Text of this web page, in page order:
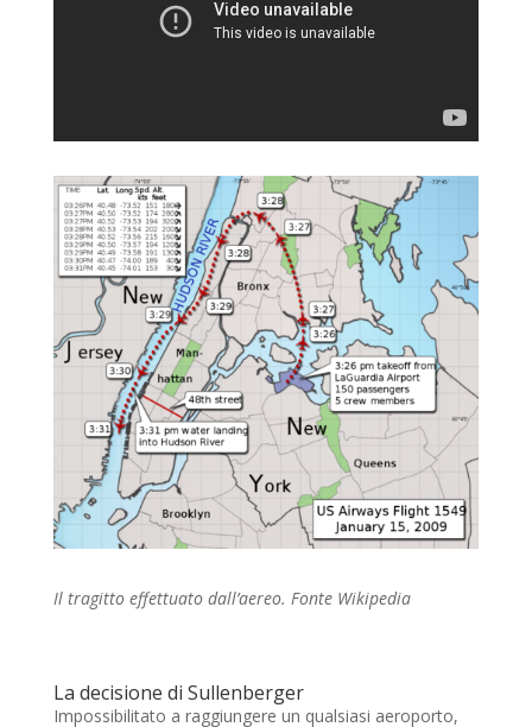
Il tragitto effettuato dall’aereo. Fonte Wikipedia
La decisione di Sullenberger
Impossibilitato a raggiungere un qualsiasi aeroporto,